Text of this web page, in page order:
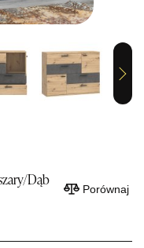
Next
Dąb
Porównaj